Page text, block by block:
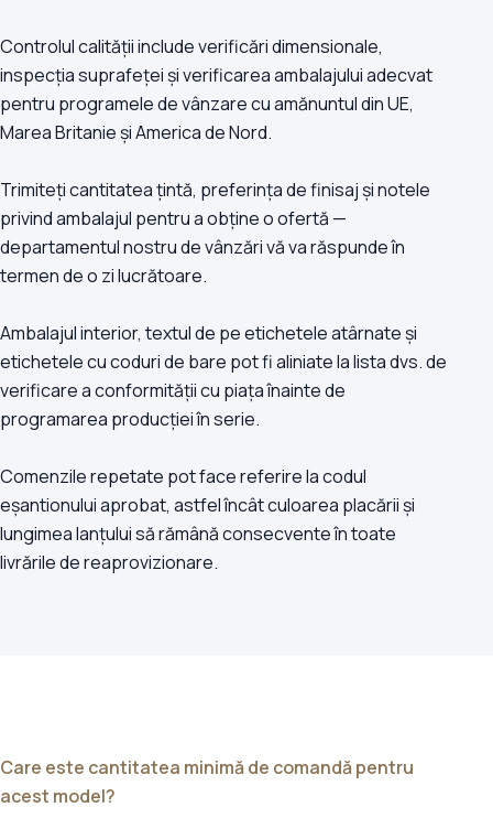
Controlul calității include verificări dimensionale,
inspecția suprafeței și verificarea ambalajului adecvat
pentru programele de vânzare cu amănuntul din UE,
Marea Britanie și America de Nord.
Trimiteți cantitatea țintă, preferința de finisaj și notele
privind ambalajul pentru a obține o ofertă —
departamentul nostru de vânzări vă va răspunde în
termen de o zi lucrătoare.
Ambalajul interior, textul de pe etichetele atârnate și
etichetele cu coduri de bare pot fi aliniate la lista dvs. de
verificare a conformității cu piața înainte de
programarea producției în serie.
Comenzile repetate pot face referire la codul
eșantionului aprobat, astfel încât culoarea placării și
lungimea lanțului să rămână consecvente în toate
livrările de reaprovizionare.
Care este cantitatea minimă de comandă pentru
acest model?